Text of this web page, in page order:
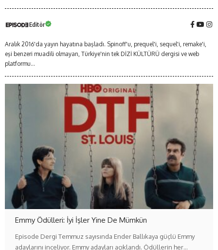
Editör
Aralık 2016'da yayın hayatına başladı. Spinoff'u, prequel'i, sequel'i, remake'i,
eşi benzeri muadili olmayan, Türkiye'nin tek DİZİ KÜLTÜRÜ dergisi ve web
platformu...
Emmy Ödülleri: İyi İşler Yine De Mümkün
Episode Dergi Temmuz sayısında Ender Ballıkaya güçlü Emmy
adaylarını inceliyor. Emmy adayları açıklandı. Ödüllerin her…